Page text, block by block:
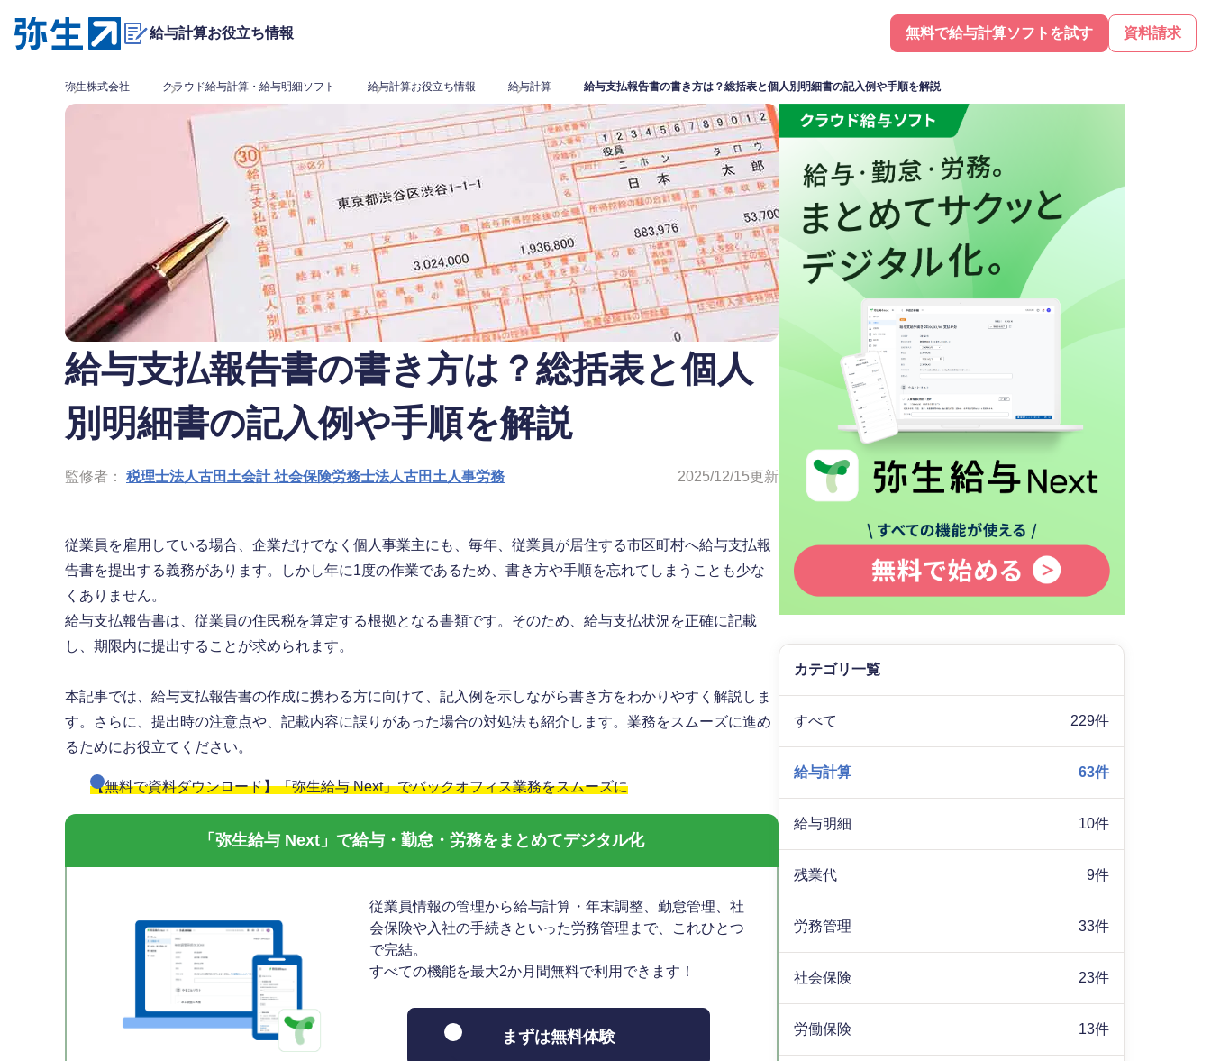
給与計算お役立ち情報 資料請求
無料で給与計算ソフトを試す
弥生株式会社 クラウド給与計算・給与明細ソフト 給与計算お役立ち情報 給与計算 給与支払報告書の書き方は？総括表と個人別明細書の記入例や手順を解説
給与支払報告書の書き方は？総括表と個人
別明細書の記入例や手順を解説
監修者： 税理士法人古田土会計 社会保険労務士法人古田土人事労務 2025/12/15更新
従業員を雇用している場合、企業だけでなく個人事業主にも、毎年、従業員が居住する市区町村へ給与支払報
告書を提出する義務があります。しかし年に1度の作業であるため、書き方や手順を忘れてしまうことも少な
くありません。
給与支払報告書は、従業員の住民税を算定する根拠となる書類です。そのため、給与支払状況を正確に記載
し、期限内に提出することが求められます。
本記事では、給与支払報告書の作成に携わる方に向けて、記入例を示しながら書き方をわかりやすく解説しま
す。さらに、提出時の注意点や、記載内容に誤りがあった場合の対処法も紹介します。業務をスムーズに進め
るためにお役立てください。
【無料で資料ダウンロード】「弥生給与 Next」でバックオフィス業務をスムーズに
「弥生給与 Next」で給与・勤怠・労務をまとめてデジタル化
従業員情報の管理から給与計算・年末調整、勤怠管理、社
会保険や入社の手続きといった労務管理まで、これひとつ
で完結。
すべての機能を最大2か月間無料で利用できます！
まずは無料体験
カテゴリ一覧
すべて 229件
給与計算 63件
給与明細 10件
残業代 9件
労務管理 33件
社会保険 23件
労働保険 13件